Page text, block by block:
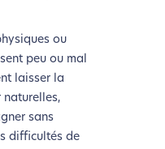
ou
peu ou mal
laisser la
naturelles,
sans
difficultés de